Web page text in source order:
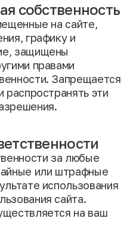
собственность
на сайте,
графику и
защищены
правами
Запрещается
распространять эти
за любые
или штрафные
использования
сайта.
на ваш